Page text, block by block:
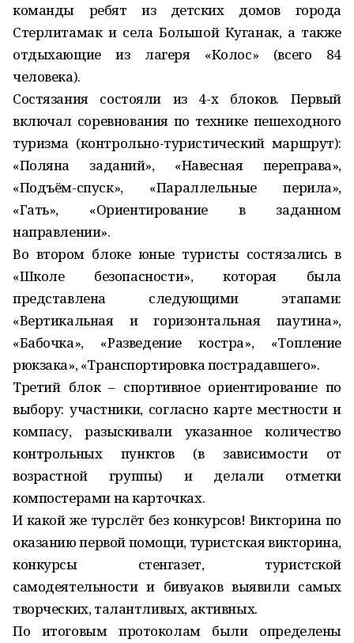
команды ребят из детских домов города
Стерлитамак и села Большой Куганак, а также
отдыхающие из лагеря «Колос» (всего 84
человека).
Состязания состояли из 4-х блоков. Первый
включал соревнования по технике пешеходного
туризма (контрольно-туристический маршрут):
«Поляна заданий», «Навесная переправа»,
«Подъём-спуск», «Параллельные перила»,
«Гать», «Ориентирование в заданном
направлении».
Во втором блоке юные туристы состязались в
«Школе безопасности», которая была
представлена следующими этапами:
«Вертикальная и горизонтальная паутина»,
«Бабочка», «Разведение костра», «Топление
рюкзака», «Транспортировка пострадавшего».
Третий блок – спортивное ориентирование по
выбору: участники, согласно карте местности и
компасу, разыскивали указанное количество
контрольных пунктов (в зависимости от
возрастной группы) и делали отметки
компостерами на карточках.
И какой же турслёт без конкурсов! Викторина по
оказанию первой помощи, туристская викторина,
конкурсы стенгазет, туристской
самодеятельности и бивуаков выявили самых
творческих, талантливых, активных.
По итоговым протоколам были определены